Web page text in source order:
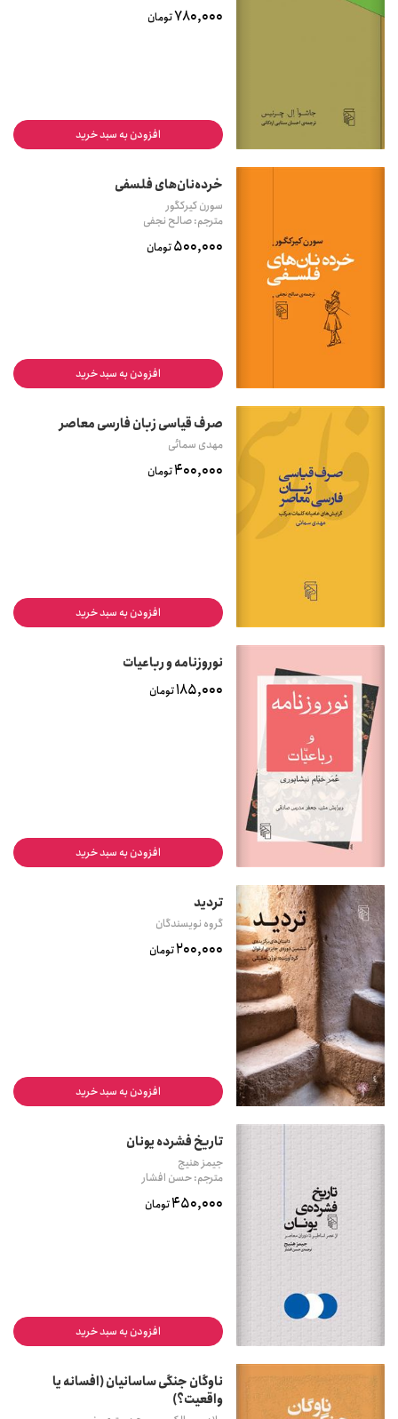
780,000تومان
افزودن به سبد خرید
خرده‌نان‌های فلسفی
سورن کیرکگور
مترجم: صالح نجفی
500,000تومان
افزودن به سبد خرید
صرف قیاسی زبان فارسی معاصر
مهدی سمائی
400,000تومان
افزودن به سبد خرید
نوروزنامه و رباعیات
185,000تومان
افزودن به سبد خرید
تردید
گروه نویسندگان
200,000تومان
افزودن به سبد خرید
تاریخ فشرده یونان
جیمز هنیج
مترجم: حسن افشار
450,000تومان
افزودن به سبد خرید
ناوگان جنگی ساسانیان (افسانه یا
واقعیت؟)